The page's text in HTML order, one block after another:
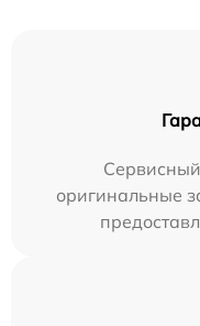
оригинальные